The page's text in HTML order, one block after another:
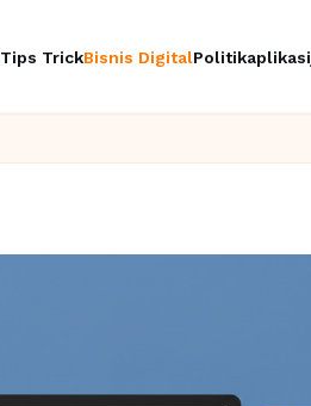
Tips TrickBisnis DigitalPolitikaplikasi